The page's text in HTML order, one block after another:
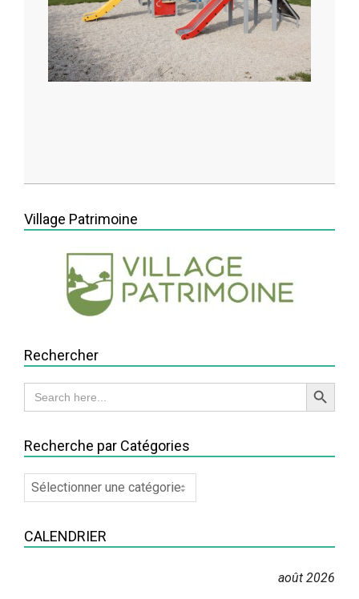
2014-
13
Village Patrimoine
Rechercher
Search
for:
Search Button
Recherche par Catégories
Recherche
par
CALENDRIER
août 2026